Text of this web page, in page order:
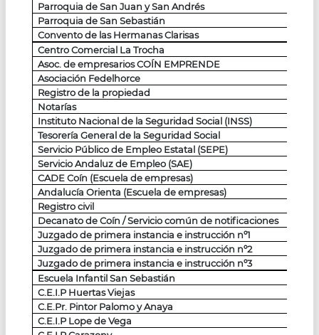
Parroquia de San Juan y San Andrés
Parroquia de San Sebastián
Convento de las Hermanas Clarisas
Centro Comercial La Trocha
Asoc. de empresarios COÍN EMPRENDE
Asociación Fedelhorce
Registro de la propiedad
Notarías
Instituto Nacional de la Seguridad Social (INSS)
Tesorería General de la Seguridad Social
Servicio Público de Empleo Estatal (SEPE)
Servicio Andaluz de Empleo (SAE)
CADE Coín (Escuela de empresas)
Andalucía Orienta (Escuela de empresas)
Registro civil
Decanato de Coín / Servicio común de notificaciones
Juzgado de primera instancia e instrucción nº1
Juzgado de primera instancia e instrucción nº2
Juzgado de primera instancia e instrucción nº3
Escuela Infantil San Sebastián
C.E.I.P Huertas Viejas
C.E.Pr. Pintor Palomo y Anaya
C.E.I.P Lope de Vega